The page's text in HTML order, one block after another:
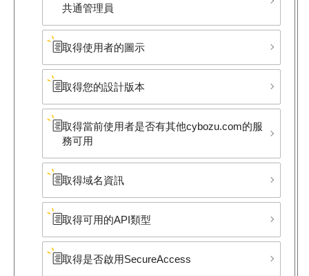
共通管理員
取得使用者的圖示
取得您的設計版本
取得當前使用者是否有其他cybozu.com的服
務可用
取得域名資訊
取得可用的API類型
取得是否啟用SecureAccess